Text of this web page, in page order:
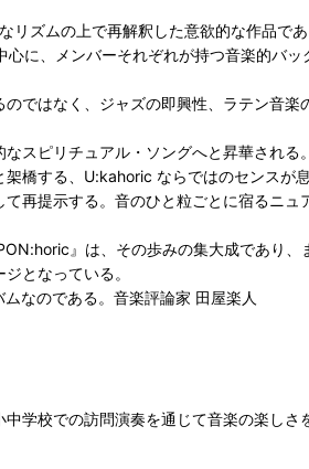
ズムの上で再解釈した意欲的な作品で
に、メンバーそれぞれが持つ音楽的バッ
ではなく、ジャズの即興性、ラテン音楽
スピリチュアル・ソングへと昇華され
橋する、U:kahoric ならではのセンスが
再提示する。音のひと粒ごとに宿るニ
』は、その歩みの集大成であり、
となっている。
なのである。音楽評論家 田屋楽人
学校での訪問演奏を通じて音楽の楽しさ